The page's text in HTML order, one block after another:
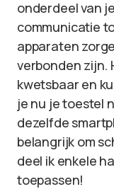
onderdeel van
communicatie
apparaten
verbonden zijn.
kwetsbaar en
je nu je toestel
dezelfde
belangrijk om
deel ik enkele
toepassen!